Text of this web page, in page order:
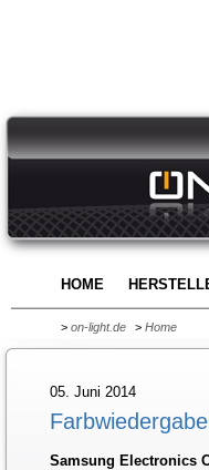
HOME
> on-light.de > Home
05. Juni 2014
Samsung Electronics